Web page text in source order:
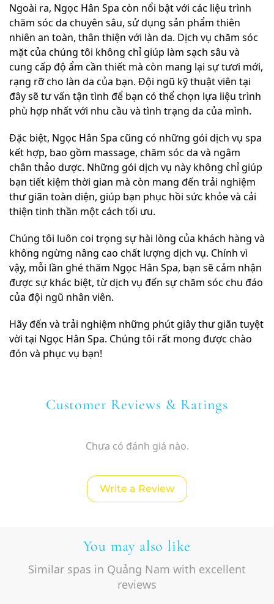
Ngoài ra, Ngọc Hân Spa còn nổi bật với các liệu trình
chăm sóc da chuyên sâu, sử dụng sản phẩm thiên
nhiên an toàn, thân thiện với làn da. Dịch vụ chăm sóc
mặt của chúng tôi không chỉ giúp làm sạch sâu và
cung cấp độ ẩm cần thiết mà còn mang lại sự tươi mới,
rạng rỡ cho làn da của bạn. Đội ngũ kỹ thuật viên tại
đây sẽ tư vấn tận tình để bạn có thể chọn lựa liệu trình
phù hợp nhất với nhu cầu và tình trạng da của mình.
Đặc biệt, Ngọc Hân Spa cũng có những gói dịch vụ spa
kết hợp, bao gồm massage, chăm sóc da và ngâm
chân thảo dược. Những gói dịch vụ này không chỉ giúp
bạn tiết kiệm thời gian mà còn mang đến trải nghiệm
thư giãn toàn diện, giúp bạn phục hồi sức khỏe và cải
thiện tinh thần một cách tối ưu.
Chúng tôi luôn coi trọng sự hài lòng của khách hàng và
không ngừng nâng cao chất lượng dịch vụ. Chính vì
vậy, mỗi lần ghé thăm Ngọc Hân Spa, bạn sẽ cảm nhận
được sự khác biệt, từ dịch vụ đến sự chăm sóc chu đáo
của đội ngũ nhân viên.
Hãy đến và trải nghiệm những phút giây thư giãn tuyệt
vời tại Ngọc Hân Spa. Chúng tôi rất mong được chào
đón và phục vụ bạn!
Customer Reviews & Ratings
Chưa có đánh giá nào.
Write a Review
You may also like
Similar spas in Quảng Nam with excellent
reviews